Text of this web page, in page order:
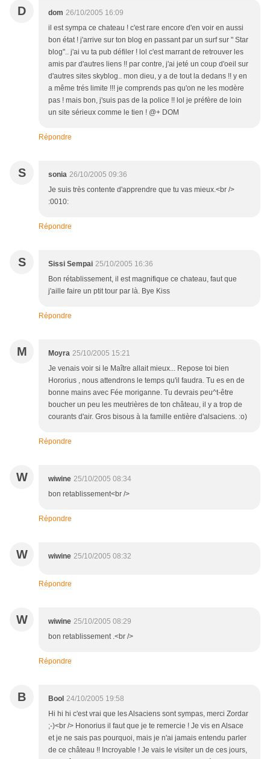
D dom 26/10/2005 16:09
il est sympa ce chateau ! c'est rare encore d'en voir en aussi
bon état ! j'arrive sur ton blog en passant par un surf sur " Star
blog".. j'ai vu ta pub défiler ! lol c'est marrant de retrouver les
amis par d'autres liens !! par contre, j'ai jeté un coup d'oeil sur
d'autres sites skyblog.. mon dieu, y a de tout la dedans !! y en
a même trés limite !!! je comprends pas qu'on ne les modère
pas ! mais bon, j'suis pas de la police !! lol je préfère de loin
un site sérieux comme le tien ! @+ DOM
Répondre
S sonia 26/10/2005 09:36
Je suis très contente d'apprendre que tu vas mieux.<br />
:0010:
Répondre
S Sissi Sempai 25/10/2005 16:36
Bon rétablissement, il est magnifique ce chateau, faut que
j'aille faire un ptit tour par là. Bye Kiss
Répondre
M Moyra 25/10/2005 15:21
Je venais voir si le Maître allait mieux... Repose toi bien
Hororius , nous attendrons le temps qu'il faudra. Tu es en de
bonne mains avec Fée moriganne. Tu devrais peu^t-être
boucher un peu les meutrières de ton château, il y a trop de
courants d'air. Gros bisous à la famille entière d'alsaciens. :o)
Répondre
W wiwine 25/10/2005 08:34
bon retablissement<br />
Répondre
W wiwine 25/10/2005 08:32
Répondre
W wiwine 25/10/2005 08:29
bon retablissement .<br />
Répondre
B Bool 24/10/2005 19:58
Hi hi hi c'est vrai que les Alsaciens sont sympas, merci Zordar
;-)<br /> Honorius il faut que je te remercie ! Je vis en Alsace
et je ne sais pas pourquoi, mais je n'ai jamais entendu parler
de ce château !! Incroyable ! Je vais le visiter un de ces jours,